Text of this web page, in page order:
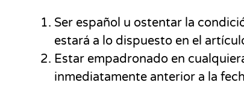
Ser español u ostentar la
estará a lo dispuesto en el
Estar empadronado en
inmediatamente anterior a la